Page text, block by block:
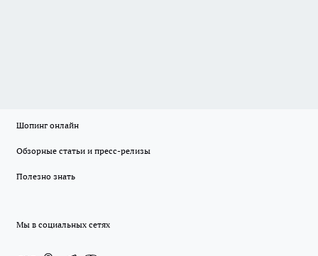
Шопинг онлайн
Обзорные статьи и пресс-релизы
Полезно знать
Мы в социальных сетях